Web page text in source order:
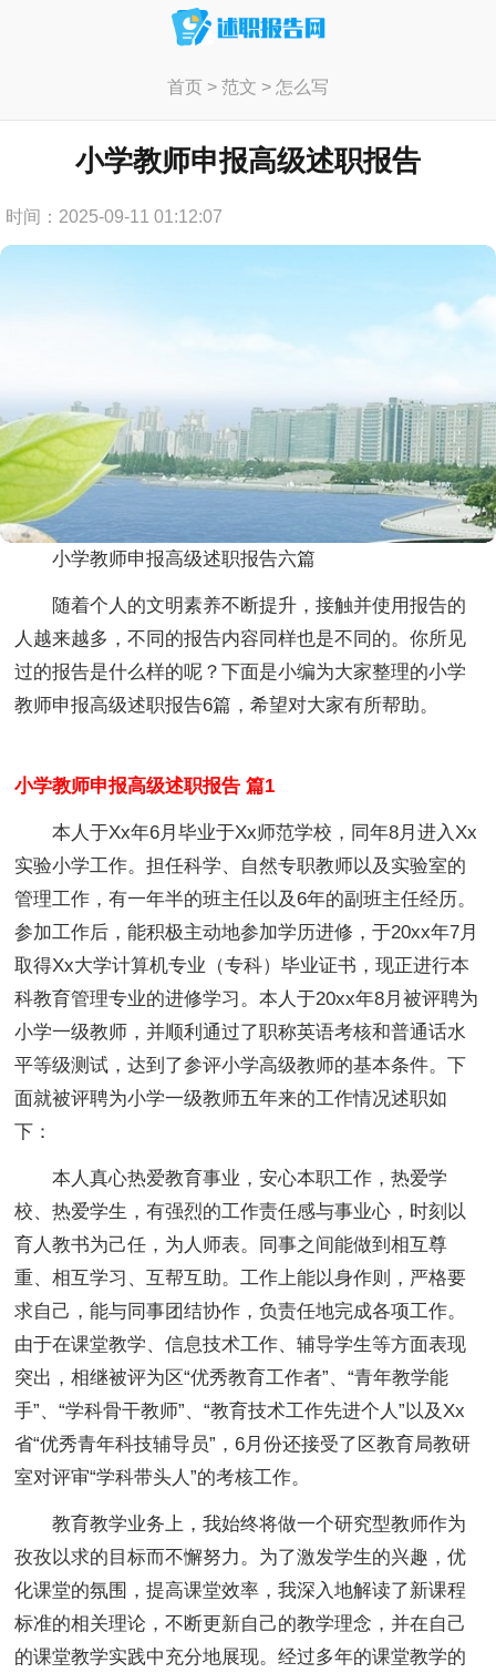
首页> 范文 > 怎么写
小学教师申报高级述职报告
时间：2025-09-11 01:12:07
小学教师申报高级述职报告六篇
随着个人的文明素养不断提升，接触并使用报告的
人越来越多，不同的报告内容同样也是不同的。你所见
过的报告是什么样的呢？下面是小编为大家整理的小学
教师申报高级述职报告6篇，希望对大家有所帮助。
小学教师申报高级述职报告 篇1
本人于Xx年6月毕业于Xx师范学校，同年8月进入Xx
实验小学工作。担任科学、自然专职教师以及实验室的
管理工作，有一年半的班主任以及6年的副班主任经历。
参加工作后，能积极主动地参加学历进修，于20xx年7月
取得Xx大学计算机专业（专科）毕业证书，现正进行本
科教育管理专业的进修学习。本人于20xx年8月被评聘为
小学一级教师，并顺利通过了职称英语考核和普通话水
平等级测试，达到了参评小学高级教师的基本条件。下
面就被评聘为小学一级教师五年来的工作情况述职如
下：
本人真心热爱教育事业，安心本职工作，热爱学
校、热爱学生，有强烈的工作责任感与事业心，时刻以
育人教书为己任，为人师表。同事之间能做到相互尊
重、相互学习、互帮互助。工作上能以身作则，严格要
求自己，能与同事团结协作，负责任地完成各项工作。
由于在课堂教学、信息技术工作、辅导学生等方面表现
突出，相继被评为区“优秀教育工作者”、“青年教学能
手”、“学科骨干教师”、“教育技术工作先进个人”以及Xx
省“优秀青年科技辅导员”，6月份还接受了区教育局教研
室对评审“学科带头人”的考核工作。
教育教学业务上，我始终将做一个研究型教师作为
孜孜以求的目标而不懈努力。为了激发学生的兴趣，优
化课堂的氛围，提高课堂效率，我深入地解读了新课程
标准的相关理论，不断更新自己的教学理念，并在自己
的课堂教学实践中充分地展现。经过多年的课堂教学的